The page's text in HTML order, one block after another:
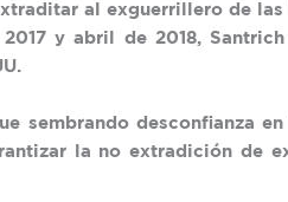
al exguerrillero de las
y abril de 2018,
sembrando desconfianza
la no extradición de